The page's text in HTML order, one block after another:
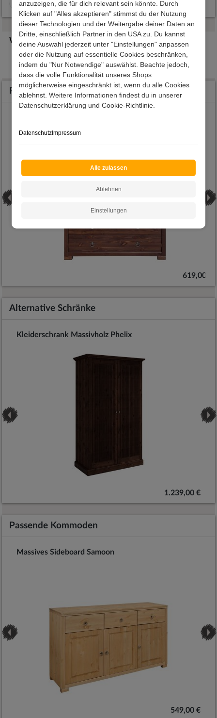
anzuzeigen, die für dich relevant sein könnte. Durch
Klicken auf "Alles akzeptieren" stimmst du der Nutzung
dieser Technologien und der Weitergabe deiner Daten an
Dritte, einschließlich Partner in den USA zu. Du kannst
deine Auswahl jederzeit unter "Einstellungen" anpassen
oder die Nutzung auf essentielle Cookies beschränken,
indem du "Nur Notwendige" auswählst. Beachte jedoch,
dass die volle Funktionalität unseres Shops
möglicherweise eingeschränkt ist, wenn du alle Cookies
ablehnst. Weitere Informationen findest du in unserer
Datenschutzerklärung und Cookie-Richtlinie.
Datenschutz Impressum
Alle zulassen
Ablehnen
Einstellungen
Lieferstand war sehr
gut. Wir würden
jederzeit wieder bei
Pharao einkaufen .
und sehr schnelle
Lieferung.
Weitere Angebote
Drehtürenschränke
Produkte aus der gleichen Serie
619,00 €
Alternative Schränke
Kleiderschrank Massivholz Phelix
1.239,00 €
Passende Kommoden
Massives Sideboard Samoon
549,00 €